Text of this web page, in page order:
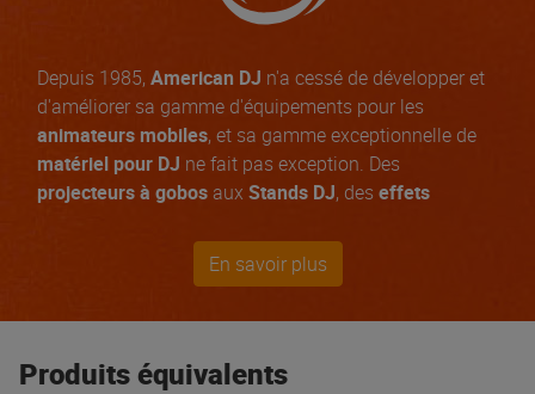
Depuis 1985, American DJ n'a cessé de développer et
d'améliorer sa gamme d'équipements pour les
animateurs mobiles, et sa gamme exceptionnelle de
matériel pour DJ ne fait pas exception. Des
projecteurs à gobos aux Stands DJ, des effets
et bien plus encore, vous pouvez être sûr qu'
a les outils dont vous avez besoin pour faire briller
En savoir plus
Produits équivalents